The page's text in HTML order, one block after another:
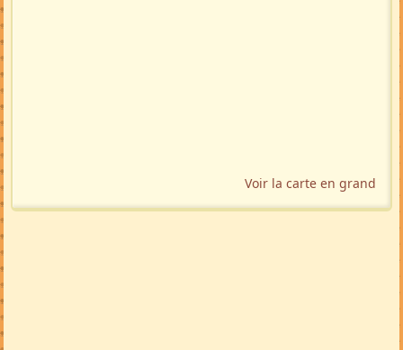
Voir la carte en grand